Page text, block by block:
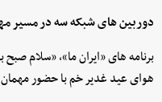
دوربین های شبکه سه در مسیر مهمانی ۱۰
برنامه های «ایران ما»، «سلام
هوای عید غدیر خم با حضور